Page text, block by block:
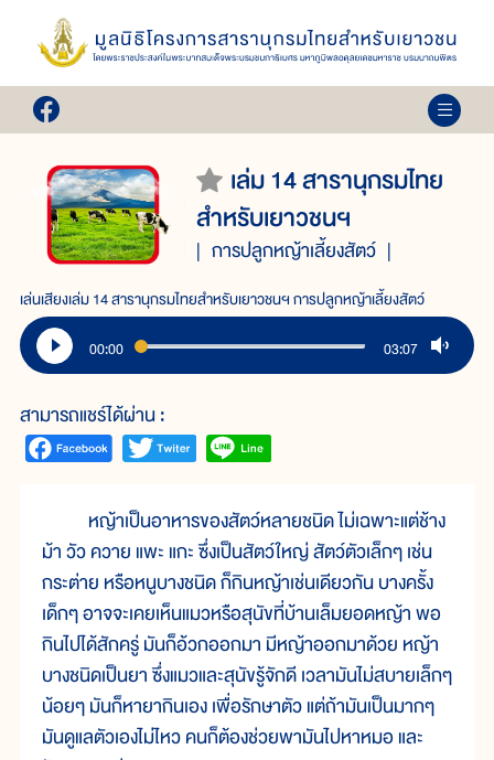
เล่ม 14 สารานุกรมไทย
สำหรับเยาวชนฯ
การปลูกหญ้าเลี้ยงสัตว์
เล่นเสียงเล่ม 14 สารานุกรมไทยสำหรับเยาวชนฯ การปลูกหญ้าเลี้ยงสัตว์
00:00 03:07
สามารถแชร์ได้ผ่าน :
หญ้าเป็นอาหารของสัตว์หลายชนิด ไม่เฉพาะแต่ช้าง
ม้า วัว ควาย แพะ แกะ ซึ่งเป็นสัตว์ใหญ่ สัตว์ตัวเล็กๆ เช่น
กระต่าย หรือหนูบางชนิด ก็กินหญ้าเช่นเดียวกัน บางครั้ง
เด็กๆ อาจจะเคยเห็นแมวหรือสุนัขที่บ้านเล็มยอดหญ้า พอ
กินไปได้สักครู่ มันก็อ้วกออกมา มีหญ้าออกมาด้วย หญ้า
บางชนิดเป็นยา ซึ่งแมวและสุนัขรู้จักดี เวลามันไม่สบายเล็กๆ
น้อยๆ มันก็หายากินเอง เพื่อรักษาตัว แต่ถ้ามันเป็นมากๆ
มันดูแลตัวเองไม่ไหว คนก็ต้องช่วยพามันไปหาหมอ และ